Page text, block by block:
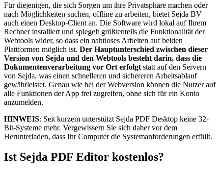
Für diejenigen, die sich Sorgen um ihre Privatsphäre machen oder
nach Möglichkeiten suchen, offline zu arbeiten, bietet Sejda BV
auch einen Desktop-Client an. Die Software wird lokal auf Ihrem
Rechner installiert und spiegelt größtenteils die Funktionalität der
Webtools wider, so dass ein nahtloses Arbeiten auf beiden
Plattformen möglich ist. Der Hauptunterschied zwischen dieser
Version von Sejda und den Webtools besteht darin, dass die
Dokumentenverarbeitung vor Ort erfolgt statt auf den Servern
von Sejda, was einen schnelleren und sichereren Arbeitsablauf
gewährleistet. Genau wie bei der Webversion können die Nutzer auf
alle Funktionen der App frei zugreifen, ohne sich für ein Konto
anzumelden.
HINWEIS: Seit kurzem unterstützt Sejda PDF Desktop keine 32-
Bit-Systeme mehr. Vergewissern Sie sich daher vor dem
Herunterladen, dass Ihr Computer die Systemanforderungen erfüllt.
Ist Sejda PDF Editor kostenlos?